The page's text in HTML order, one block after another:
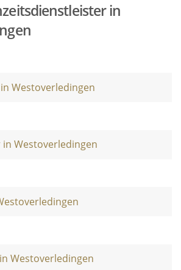
in
Westoverledingen
Westoverledingen
Westoverledingen